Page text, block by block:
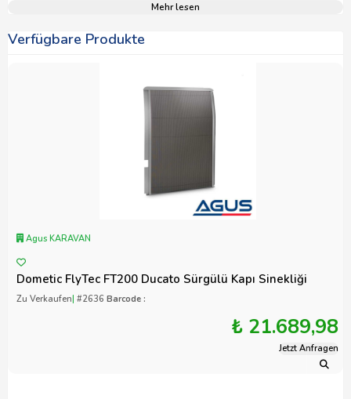
Mehr lesen
Verfügbare Produkte
Agus KARAVAN
Dometic FlyTec FT200 Ducato Sürgülü Kapı Sinekliği
Zu Verkaufen| #2636 Barcode :
₺ 21.689,98
Jetzt Anfragen